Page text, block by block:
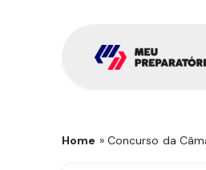
Home » Concurso da